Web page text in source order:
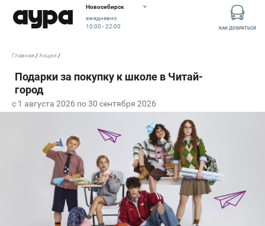
Новосибирск
ежедневно
10:00 - 22:00
КАК ДОБРАТЬСЯ
c 1 августа 2026 по 30 сентября 2026
Главная Акции